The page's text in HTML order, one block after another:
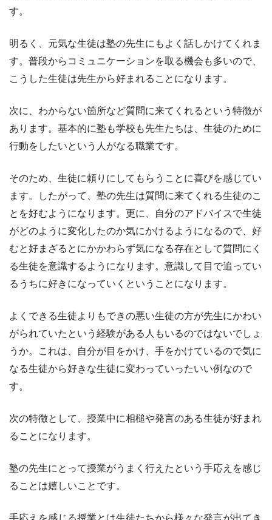
す。
明るく、元気な生徒は塾の先生にもよく話しかけてくれま
す。普段からコミュニケーションを取る機会も多いので、
こうした生徒は先生から好まれることになります。
次に、わからない箇所など質問に来てくれるという特徴が
あります。基本的に塾も学校も先生たちは、生徒のために
行動をしたいという人がなる職業です。
そのため、生徒に頼りにしてもらうことに喜びを感じてい
ます。したがって、塾の先生は質問に来てくれる生徒のこ
とを好むようになります。更に、自分のアドバイスで生徒
がどのように変化したのか気にかけるようになるので、好
むと好まざるとにかかわらず気になる存在として質問にく
る生徒を意識するようになります。意識して目で追ってい
るうちに好きになっていくということになります。
よくできる生徒よりもできの悪い生徒の方が先生にかわい
がられていたという経験がある人もいるのではないでしょ
うか。これは、自分が目をかけ、手をかけているので気に
なる生徒から好きな生徒に変わっていったいい例なので
す。
次の特徴として、授業中に相槌や発言のある生徒が好まれ
ることになります。
塾の先生にとって授業がうまく行えたという手応えを感じ
ることは嬉しいことです。
手応えを感じる授業とは生徒たちから様々な発言が出てき